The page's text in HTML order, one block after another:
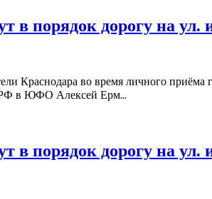
в порядок дорогу на
Краснодара во время личного
РФ в ЮФО Алексей Ерм...
в порядок дорогу на